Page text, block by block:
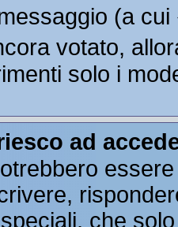
(a
votato,
solo i
ad
che